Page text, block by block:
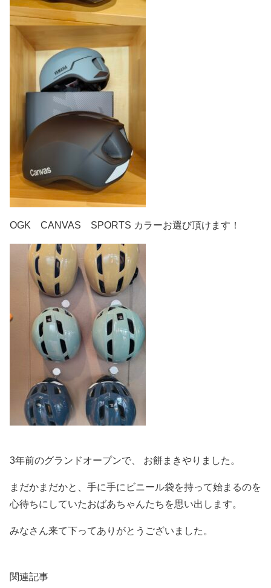
OGK CANVAS SPORTS カラーお選び頂けます！
3年前のグランドオープンで、 お餅まきやりました。
まだかまだかと、手に手にビニール袋を持って始まるのを
心待ちにしていたおばあちゃんたちを思い出します。
みなさん来て下ってありがとうございました。
関連記事